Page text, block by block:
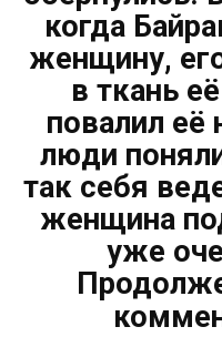
когда
женщину,
в ткань
повалил её
люди
так себя
женщина
уже